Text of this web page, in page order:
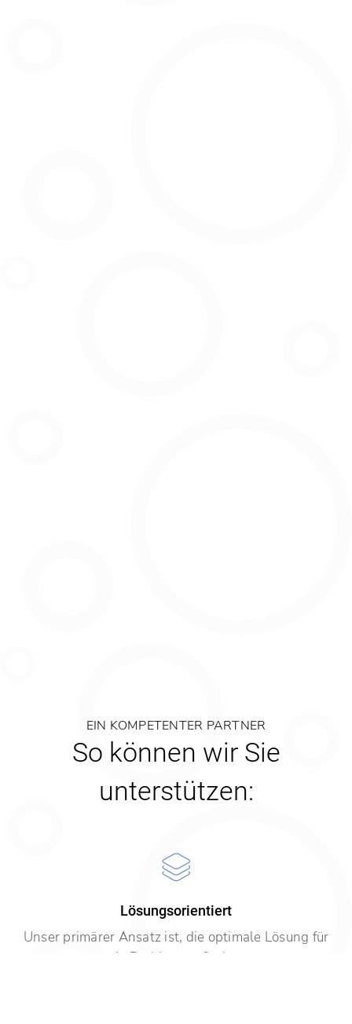
EIN KOMPETENTER PARTNER
So können wir Sie
unterstützen:
Lösungsorientiert
Unser primärer Ansatz ist, die optimale Lösung für
ein Problem zu finden.